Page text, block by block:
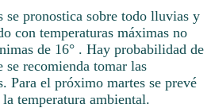
se pronostica sobre todo lluvias y
con temperaturas máximas no
de 16° . Hay probabilidad de
recomienda tomar las
Para el próximo martes se prevé
temperatura ambiental.